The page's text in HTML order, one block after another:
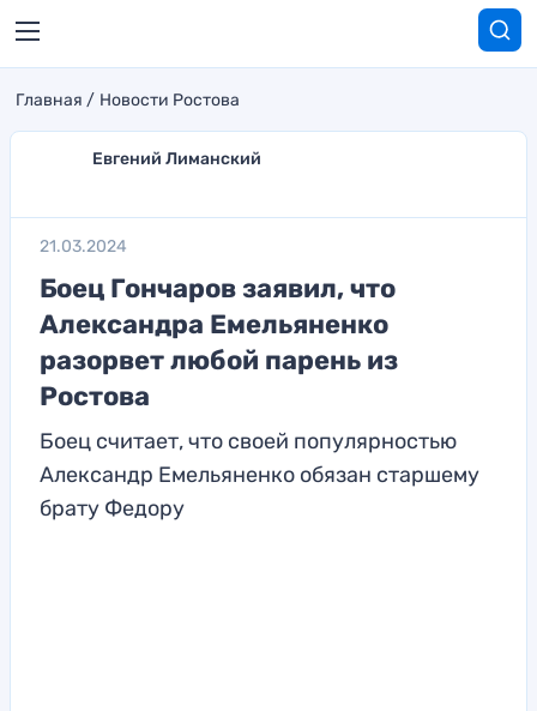
Главная Новости Ростова
Евгений Лиманский
21.03.2024
Боец Гончаров заявил, что
Александра Емельяненко
разорвет любой парень из
Ростова
Боец считает, что своей популярностью
Александр Емельяненко обязан старшему
брату Федору